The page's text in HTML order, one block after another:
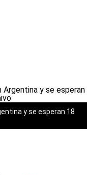
y se esperan 18